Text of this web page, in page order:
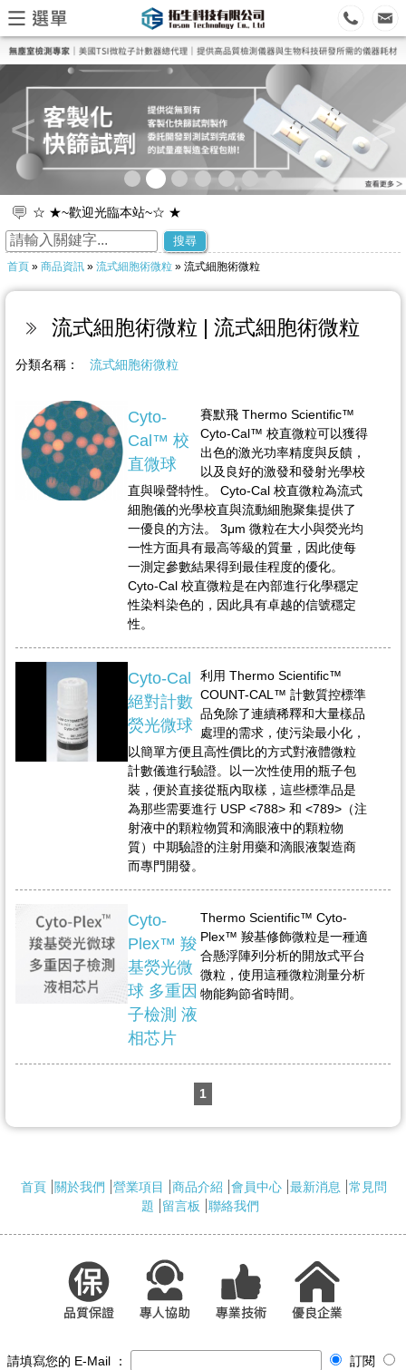
< >
☆ ★~歡迎光臨本站~☆ ★
☆ ★~歡迎您到留言版給我們加油打氣~☆ ★
搜尋
首頁» 商品資訊» 流式細胞術微粒» 流式細胞術微粒
流式細胞術微粒 | 流式細胞術微粒
分類名稱： 流式細胞術微粒
Cyto-
Cal™ 校
直微球
賽默飛 Thermo Scientific™
Cyto-Cal™ 校直微粒可以獲得
出色的激光功率精度與反饋，
以及良好的激發和發射光學校
直與噪聲特性。 Cyto-Cal 校直微粒為流式
細胞儀的光學校直與流動細胞聚集提供了
一優良的方法。 3μm 微粒在大小與熒光均
一性方面具有最高等級的質量，因此使每
一測定參數結果得到最佳程度的優化。
Cyto-Cal 校直微粒是在內部進行化學穩定
性染料染色的，因此具有卓越的信號穩定
性。
Cyto-Cal
絕對計數
熒光微球
利用 Thermo Scientific™
COUNT-CAL™ 計數質控標準
品免除了連續稀釋和大量樣品
處理的需求，使污染最小化，
以簡單方便且高性價比的方式對液體微粒
計數儀進行驗證。以一次性使用的瓶子包
裝，便於直接從瓶內取樣，這些標準品是
為那些需要進行 USP <788> 和 <789>（注
射液中的顆粒物質和滴眼液中的顆粒物
質）中期驗證的注射用藥和滴眼液製造商
而專門開發。
Cyto-
Plex™ 羧
基熒光微
球 多重因
子檢測 液
相芯片
Thermo Scientific™ Cyto-
Plex™ 羧基修飾微粒是一種適
合懸浮陣列分析的開放式平台
微粒，使用這種微粒測量分析
物能夠節省時間。
1
首頁 關於我們 營業項目 商品介紹 會員中心 最新消息
常見問
題
留言板 聯絡我們
請填寫您的 E-Mail ： 訂閱